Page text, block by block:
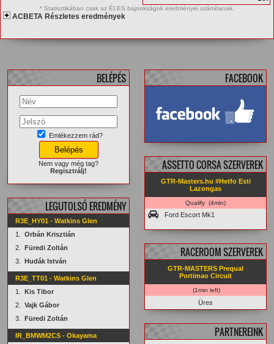
* Statisztikában csak az ÉLES bajnokságok eredményei számítanak.
ACBETA Részletes eredmények
BELÉPÉS
Emlékezzem rád?
Nem vagy még tag?
Regisztrálj!
LEGUTOLSÓ EREDMÉNY
R3E_HY01 - Watkins Glen
1. Orbán Krisztián
2. Füredi Zoltán
3. Hudák István
R3E_TT01 - Watkins Glen
1. Kis Tibor
2. Vajk Gábor
3. Füredi Zoltán
IR_BMWM2CS - Okayama
FACEBOOK
ASSETTO CORSA SZERVEREK
GTR-Masters.hu #Hetfo Esti
Lazongas
Qualify (4min)
Ford Escort Mk1
RACEROOM SZERVEREK
GTR-MASTERS Prequal
Portimao Circuit
(1min left)
Üres
PARTNEREINK